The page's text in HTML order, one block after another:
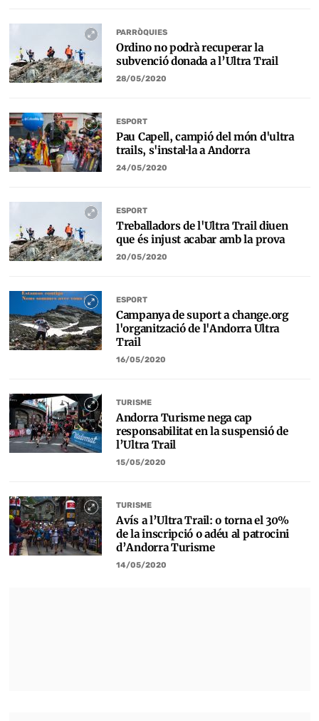
PARRÒQUIES
Ordino no podrà recuperar la
subvenció donada a l’Ultra Trail
28/05/2020
ESPORT
Pau Capell, campió del món d'ultra
trails, s'instal·la a Andorra
24/05/2020
ESPORT
Treballadors de l'Ultra Trail diuen
que és injust acabar amb la prova
20/05/2020
ESPORT
Campanya de suport a change.org
l'organització de l'Andorra Ultra
Trail
16/05/2020
TURISME
Andorra Turisme nega cap
responsabilitat en la suspensió de
l’Ultra Trail
15/05/2020
TURISME
Avís a l’Ultra Trail: o torna el 30%
de la inscripció o adéu al patrocini
d’Andorra Turisme
14/05/2020